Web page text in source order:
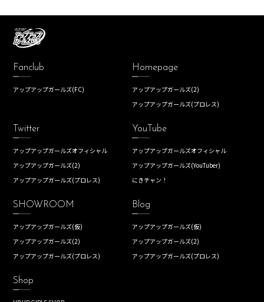
Fanclub
アップアップガールズ(FC)
Homepage
アップアップガールズ(2)
アップアップガールズ(プロレス)
Twitter
アップアップガールズオフィシャル
アップアップガールズ(2)
アップアップガールズ(プロレス)
YouTube
アップアップガールズオフィシャル
アップアップガールズ(YouTuber)
にきチャン！
SHOWROOM
アップアップガールズ(仮)
アップアップガールズ(2)
アップアップガールズ(プロレス)
Blog
アップアップガールズ(仮)
アップアップガールズ(2)
アップアップガールズ(プロレス)
Shop